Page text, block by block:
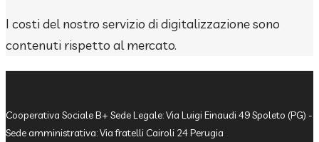
I costi del nostro servizio di digitalizzazione sono
contenuti rispetto al mercato.
Cooperativa Sociale B+ Sede Legale: Via Luigi Einaudi 49 Spoleto (PG) -
Sede amministrativa: Via fratelli Cairoli 24 Perugia